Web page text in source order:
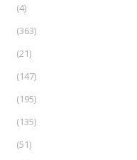
(4)
(363)
(21)
(147)
(195)
(135)
(51)